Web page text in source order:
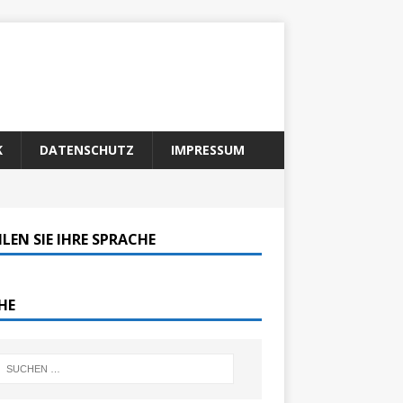
DATENSCHUTZ IMPRESSUM
SIE IHRE SPRACHE